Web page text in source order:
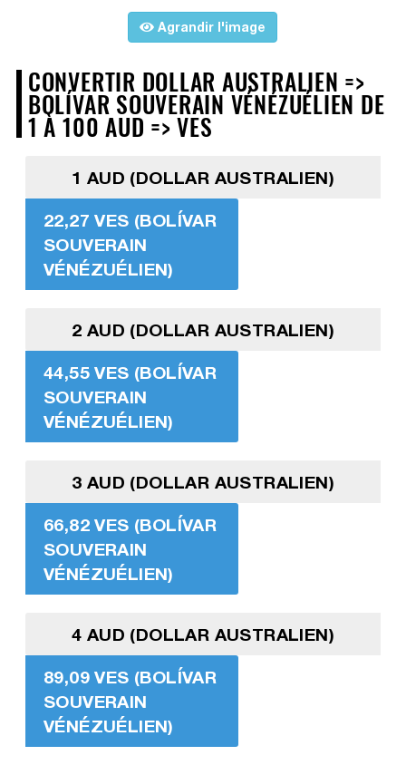
Agrandir l'image
CONVERTIR DOLLAR AUSTRALIEN =>
BOLÍVAR SOUVERAIN VÉNÉZUÉLIEN DE
1 À 100 AUD => VES
1 AUD (DOLLAR AUSTRALIEN)
22,27 VES (BOLÍVAR
SOUVERAIN
VÉNÉZUÉLIEN)
2 AUD (DOLLAR AUSTRALIEN)
44,55 VES (BOLÍVAR
SOUVERAIN
VÉNÉZUÉLIEN)
3 AUD (DOLLAR AUSTRALIEN)
66,82 VES (BOLÍVAR
SOUVERAIN
VÉNÉZUÉLIEN)
4 AUD (DOLLAR AUSTRALIEN)
89,09 VES (BOLÍVAR
SOUVERAIN
VÉNÉZUÉLIEN)